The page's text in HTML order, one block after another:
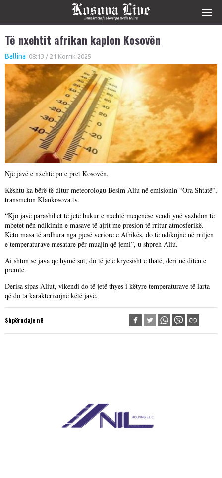
Të nxehtit afrikan kaplon Kosovën
Ballina 08:13 / 21 Korrik 2025
Një javë e nxehtë po e pret Kosovën.
Kështu ka bërë të ditur meteorologu Besim Aliu në emisionin “Ora Shtatë”,
transmeton Klankosova.tv.
“Kjo javë parashihet të jetë bukur e nxehtë meqenëse vendi ynë vazhdon të
mbetet nën ndikimin e masave të ajrit me presion të rritur atmosferikë.
Këto masa të ardhura nga pjesë veriore e Afrikës, do të ndikojnë në rritjen
e temperaturave mesatare për muajin që jemi”, u shpreh Aliu.
Ai shton se java që hymë sot, do të jetë kryesisht e thatë, deri në ditën e
premte.
Derisa sipas Aliut, vikendi do të jetë thyes i këtyre temperaturave të larta
që do ta karakterizojnë këtë javë.
Shpërndaje në